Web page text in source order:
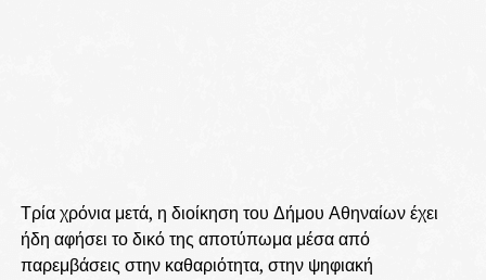
Τρία χρόνια μετά, η διοίκηση του Δήμου Αθηναίων έχει
ήδη αφήσει το δικό της αποτύπωμα μέσα από
παρεμβάσεις στην καθαριότητα, στην ψηφιακή